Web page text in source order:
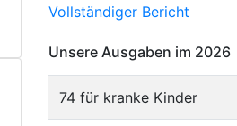
Vollständiger Bericht
Unsere Ausgaben im 2026
74 für kranke Kinder